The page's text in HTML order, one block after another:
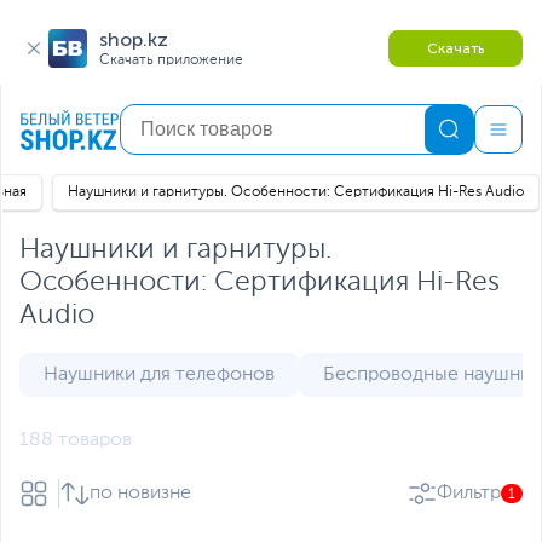
shop.kz
Скачать приложение
Скачать
Наушники и гарнитуры. Особенности: Сертификация Hi-Res Audio
Наушники и гарнитуры.
Особенности: Сертификация Hi-Res
Audio
Наушники для телефонов Беспроводные
188 товаров
по новизне Фильтр 1